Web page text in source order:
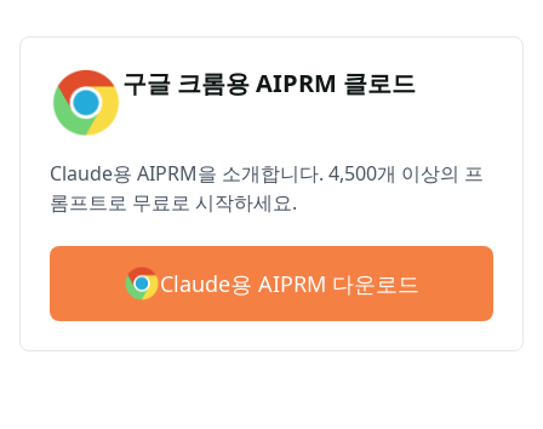
구글 크롬용 AIPRM 클로드
Claude용 AIPRM을 소개합니다. 4,500개 이상의 프
롬프트로 무료로 시작하세요.
Claude용 AIPRM 다운로드